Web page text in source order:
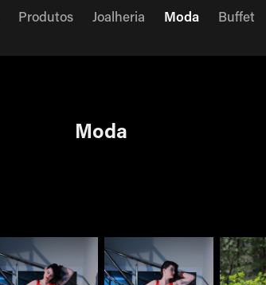
Produtos Joalheria Moda
Buffet
Moda